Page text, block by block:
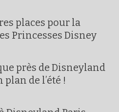
places pour la
Princesses Disney
près de Disneyland
plan de l’été !